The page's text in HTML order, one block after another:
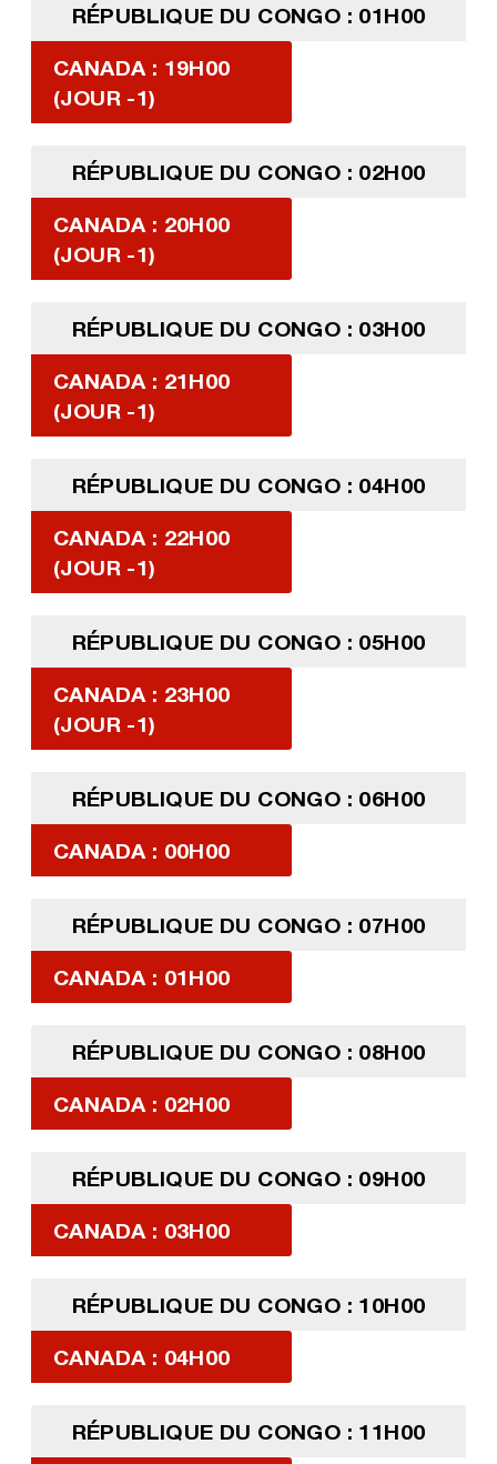
RÉPUBLIQUE DU CONGO : 01H00
CANADA : 19H00
(JOUR -1)
RÉPUBLIQUE DU CONGO : 02H00
CANADA : 20H00
(JOUR -1)
RÉPUBLIQUE DU CONGO : 03H00
CANADA : 21H00
(JOUR -1)
RÉPUBLIQUE DU CONGO : 04H00
CANADA : 22H00
(JOUR -1)
RÉPUBLIQUE DU CONGO : 05H00
CANADA : 23H00
(JOUR -1)
RÉPUBLIQUE DU CONGO : 06H00
CANADA : 00H00
RÉPUBLIQUE DU CONGO : 07H00
CANADA : 01H00
RÉPUBLIQUE DU CONGO : 08H00
CANADA : 02H00
RÉPUBLIQUE DU CONGO : 09H00
CANADA : 03H00
RÉPUBLIQUE DU CONGO : 10H00
CANADA : 04H00
RÉPUBLIQUE DU CONGO : 11H00